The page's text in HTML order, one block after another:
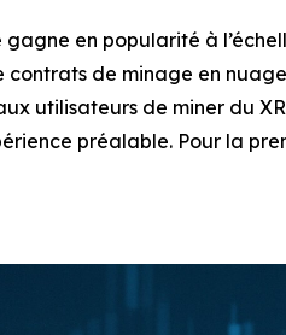
gagne en popularité à
de minage en nuage
utilisateurs de miner du
préalable. Pour la